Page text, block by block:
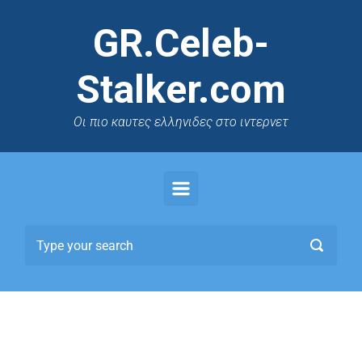
GR.Celeb-
Stalker.com
Oι πιο καυτες ελληνιδες στο ιντερνετ